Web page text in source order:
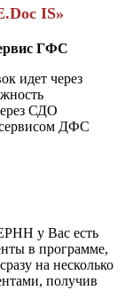
IS»
ГФС
идет через
СДО
сервисом ДФС
у Вас есть
в программе,
на несколько
получив